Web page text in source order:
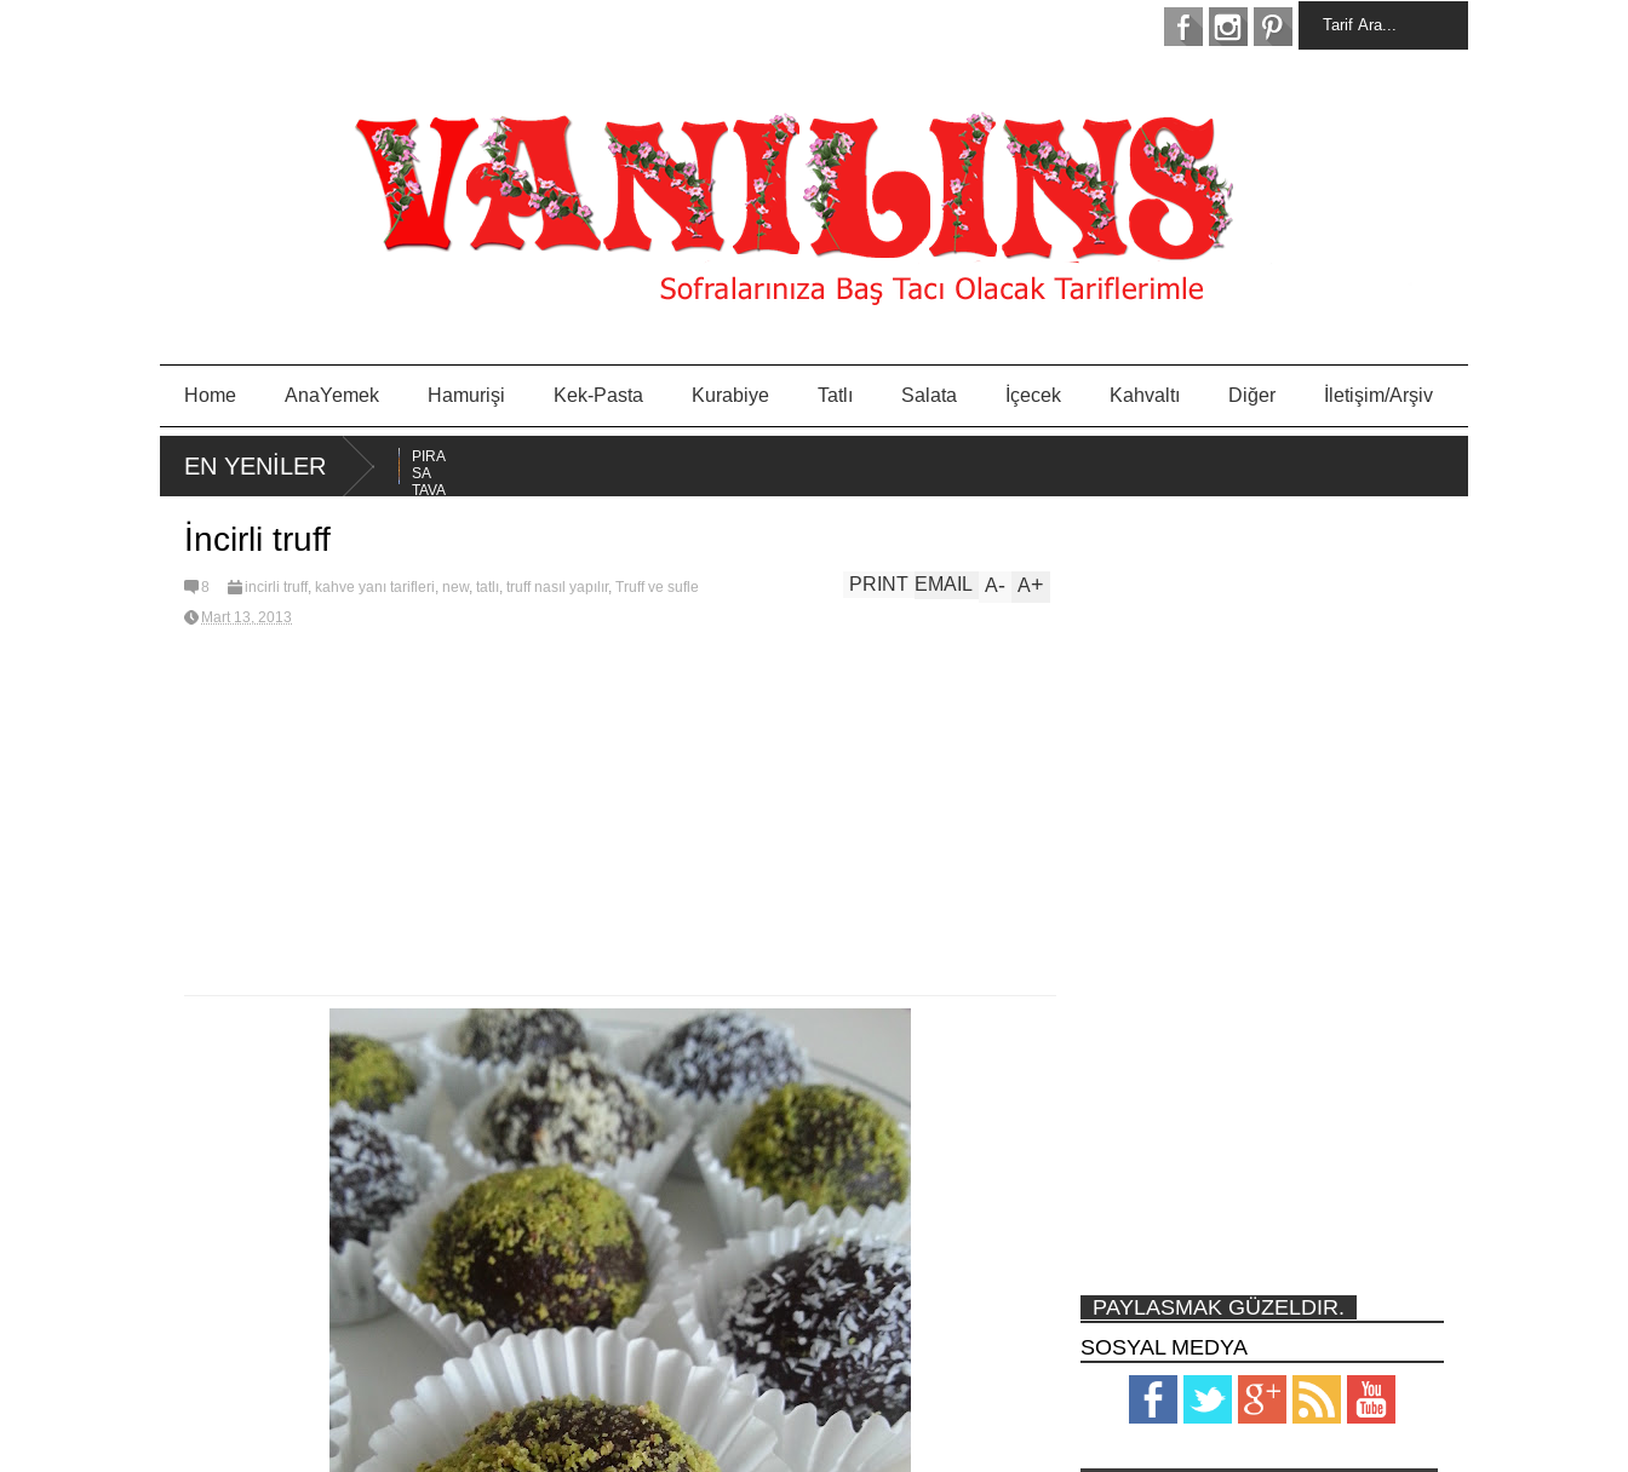
Home AnaYemek Hamurişi Kek-Pasta Kurabiye Tatlı Salata İçecek Kahvaltı Diğer İletişim/Arşiv
EN YENİLER
PORTAKA
LLI KEK
PIRA
SA
TAVA
İncirli truff
8 incirli truff, kahve yanı tarifleri, new, tatlı, truff nasıl yapılır, Truff ve sufle
Mart 13, 2013
A+
A-
EMAIL
PRINT
PAYLASMAK GÜZELDIR.
SOSYAL MEDYA